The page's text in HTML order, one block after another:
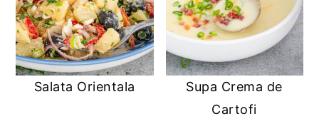
Salata Orientala
Supa Crema de
Cartofi